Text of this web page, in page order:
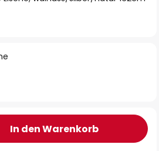
In den Warenkorb